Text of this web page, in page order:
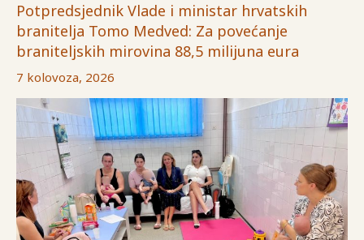
Potpredsjednik Vlade i ministar hrvatskih
branitelja Tomo Medved: Za povećanje
braniteljskih mirovina 88,5 milijuna eura
7 kolovoza, 2026